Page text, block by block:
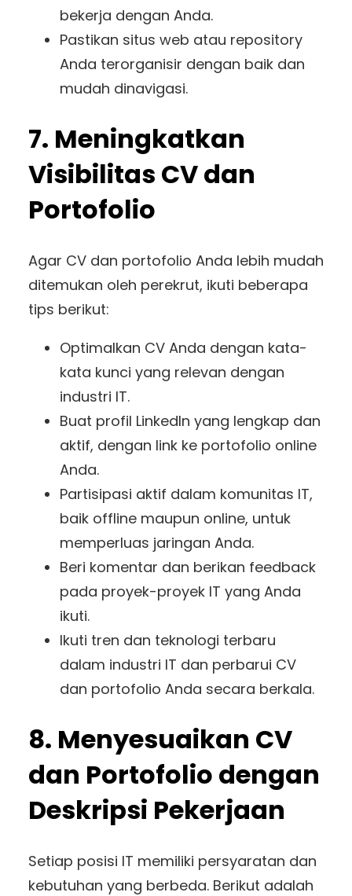
bekerja dengan Anda.
Pastikan situs web atau repository
Anda terorganisir dengan baik dan
mudah dinavigasi.
7. Meningkatkan
Visibilitas CV dan
Portofolio
Agar CV dan portofolio Anda lebih mudah
ditemukan oleh perekrut, ikuti beberapa
tips berikut:
Optimalkan CV Anda dengan kata-
kata kunci yang relevan dengan
industri IT.
Buat profil LinkedIn yang lengkap dan
aktif, dengan link ke portofolio online
Anda.
Partisipasi aktif dalam komunitas IT,
baik offline maupun online, untuk
memperluas jaringan Anda.
Beri komentar dan berikan feedback
pada proyek-proyek IT yang Anda
ikuti.
Ikuti tren dan teknologi terbaru
dalam industri IT dan perbarui CV
dan portofolio Anda secara berkala.
8. Menyesuaikan CV
dan Portofolio dengan
Deskripsi Pekerjaan
Setiap posisi IT memiliki persyaratan dan
kebutuhan yang berbeda. Berikut adalah